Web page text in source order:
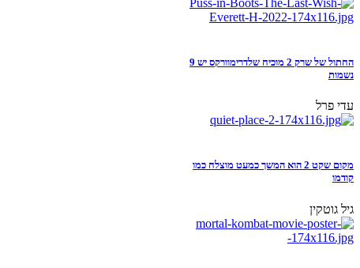
החתול של שרק 2 מוכיח שלדרימוורקס יש 9
נשמות
עדי פרל
מקום שקט 2 הוא המשך כמעט מוצלח כמו
קודמו
גיל גוטקין